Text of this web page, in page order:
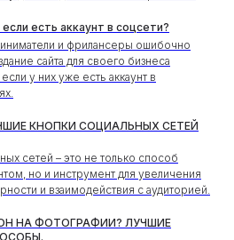
есть аккаунт в соцсети?
и фрилансеры ошибочно
сайта для своего бизнеса
у них уже есть аккаунт в
КНОПКИ СОЦИАЛЬНЫХ СЕТЕЙ
сетей – это не только способ
но и инструмент для увеличения
и взаимодействия с аудиторией.
НА ФОТОГРАФИИ? ЛУЧШИЕ